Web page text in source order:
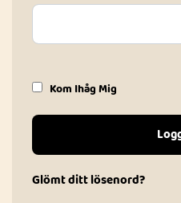
Kom Ihåg Mig
Glömt ditt lösenord?